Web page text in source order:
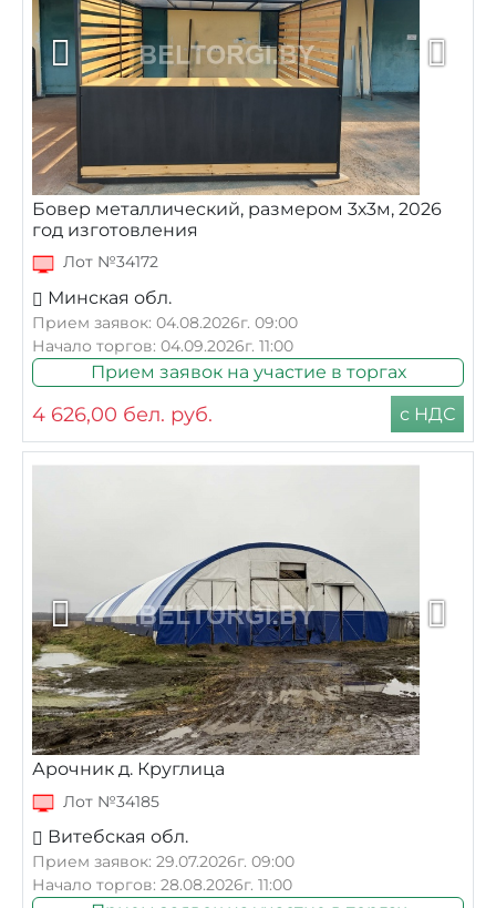
Бовер металлический, размером 3х3м, 2026
год изготовления
Лот №34172
Минская обл.
Прием заявок: 04.08.2026г. 09:00
Начало торгов: 04.09.2026г. 11:00
Прием заявок на участие в торгах
4 626,00 бел. руб. с НДС
Арочник д. Круглица
Лот №34185
Витебская обл.
Прием заявок: 29.07.2026г. 09:00
Начало торгов: 28.08.2026г. 11:00